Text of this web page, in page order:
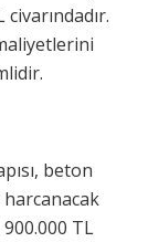
beton
TL